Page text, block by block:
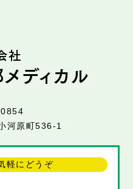
河原町536-1
軽にどうぞ